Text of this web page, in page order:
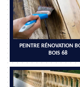
PEINTRE RÉNOVATION
BOIS 68